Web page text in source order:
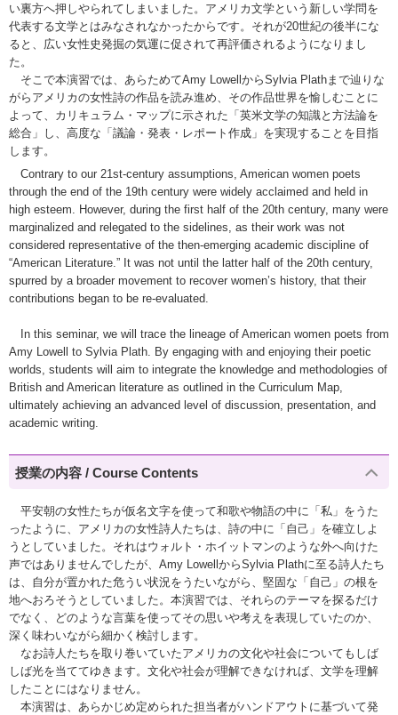
い裏方へ押しやられてしまいました。アメリカ文学という新しい学問を
代表する文学とはみなされなかったからです。それが20世紀の後半にな
ると、広い女性史発掘の気運に促されて再評価されるようになりまし
た。
そこで本演習では、あらためてAmy LowellからSylvia Plathまで辿りな
がらアメリカの女性詩の作品を読み進め、その作品世界を愉しむことに
よって、カリキュラム・マップに示された「英米文学の知識と方法論を
総合」し、高度な「議論・発表・レポート作成」を実現することを目指
します。
Contrary to our 21st-century assumptions, American women poets
through the end of the 19th century were widely acclaimed and held in
high esteem. However, during the first half of the 20th century, many were
marginalized and relegated to the sidelines, as their work was not
considered representative of the then-emerging academic discipline of
“American Literature.” It was not until the latter half of the 20th century,
spurred by a broader movement to recover women’s history, that their
contributions began to be re-evaluated.
In this seminar, we will trace the lineage of American women poets from
Amy Lowell to Sylvia Plath. By engaging with and enjoying their poetic
worlds, students will aim to integrate the knowledge and methodologies of
British and American literature as outlined in the Curriculum Map,
ultimately achieving an advanced level of discussion, presentation, and
academic writing.
授業の内容 / Course Contents
平安朝の女性たちが仮名文字を使って和歌や物語の中に「私」をうた
ったように、アメリカの女性詩人たちは、詩の中に「自己」を確立しよ
うとしていました。それはウォルト・ホイットマンのような外へ向けた
声ではありませんでしたが、Amy LowellからSylvia Plathに至る詩人たち
は、自分が置かれた危うい状況をうたいながら、堅固な「自己」の根を
地へおろそうとしていました。本演習では、それらのテーマを探るだけ
でなく、どのような言葉を使ってその思いや考えを表現していたのか、
深く味わいながら細かく検討します。
なお詩人たちを取り巻いていたアメリカの文化や社会についてもしば
しば光を当ててゆきます。文化や社会が理解できなければ、文学を理解
したことにはなりません。
本演習は、あらかじめ定められた担当者がハンドアウトに基づいて発